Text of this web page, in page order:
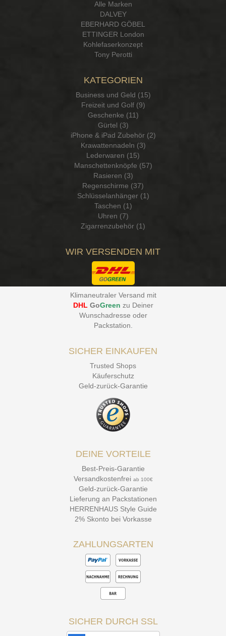
Alle Marken
DALVEY
EBERHARD GÖBEL
ETTINGER London
Kohlefaserkonzept
Tony Perotti
KATEGORIEN
Business und Geld (15)
Freizeit und Golf (9)
Geschenke (11)
Gürtel (3)
iPhone & iPad Zubehör (2)
Krawattennadeln (3)
Lederwaren (15)
Manschettenknöpfe (57)
Rasieren (3)
Regenschirme (37)
Schlüsselanhänger (1)
Taschen (1)
Uhren (7)
Zigarrenzubehör (1)
WIR VERSENDEN MIT
Klimaneutraler Versand mit
DHL GoGreen zu Deiner
Wunschadresse oder
Packstation
SICHER EINKAUFEN
Trusted Shops
Käuferschutz
Geld-zurück-Garantie
DEINE VORTEILE
Best-Preis-Garantie
Versandkostenfrei ab 100€
Geld-zurück-Garantie
Lieferung an Packstationen
HERRENHAUS Style Guide
2% Skonto bei Vorkasse
ZAHLUNGSARTEN
SICHER DURCH SSL